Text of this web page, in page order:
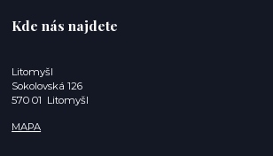
Kde nás najdete
Litomyšl
Sokolovská 126
570 01 Litomyšl
MAPA